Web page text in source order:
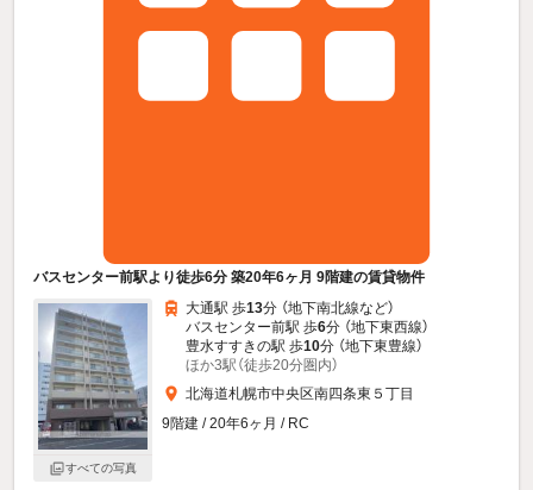
バスセンター前駅より徒歩6分 築20年6ヶ月 9階建の賃貸物件
すべての写真
大通駅 歩13分 （地下南北線など）
バスセンター前駅 歩6分 （地下東西線）
豊水すすきの駅 歩10分 （地下東豊線）
ほか3駅（徒歩20分圏内）
北海道札幌市中央区南四条東５丁目
9階建 / 20年6ヶ月 / RC